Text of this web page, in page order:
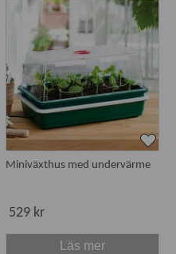
Miniväxthus med undervärme
529 kr
Läs mer